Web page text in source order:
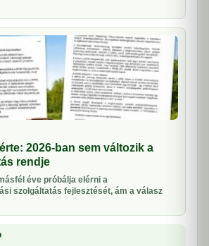
2026-ban sem változik a
rendje
éve próbálja elérni a
szolgáltatás fejlesztését, ám a válasz